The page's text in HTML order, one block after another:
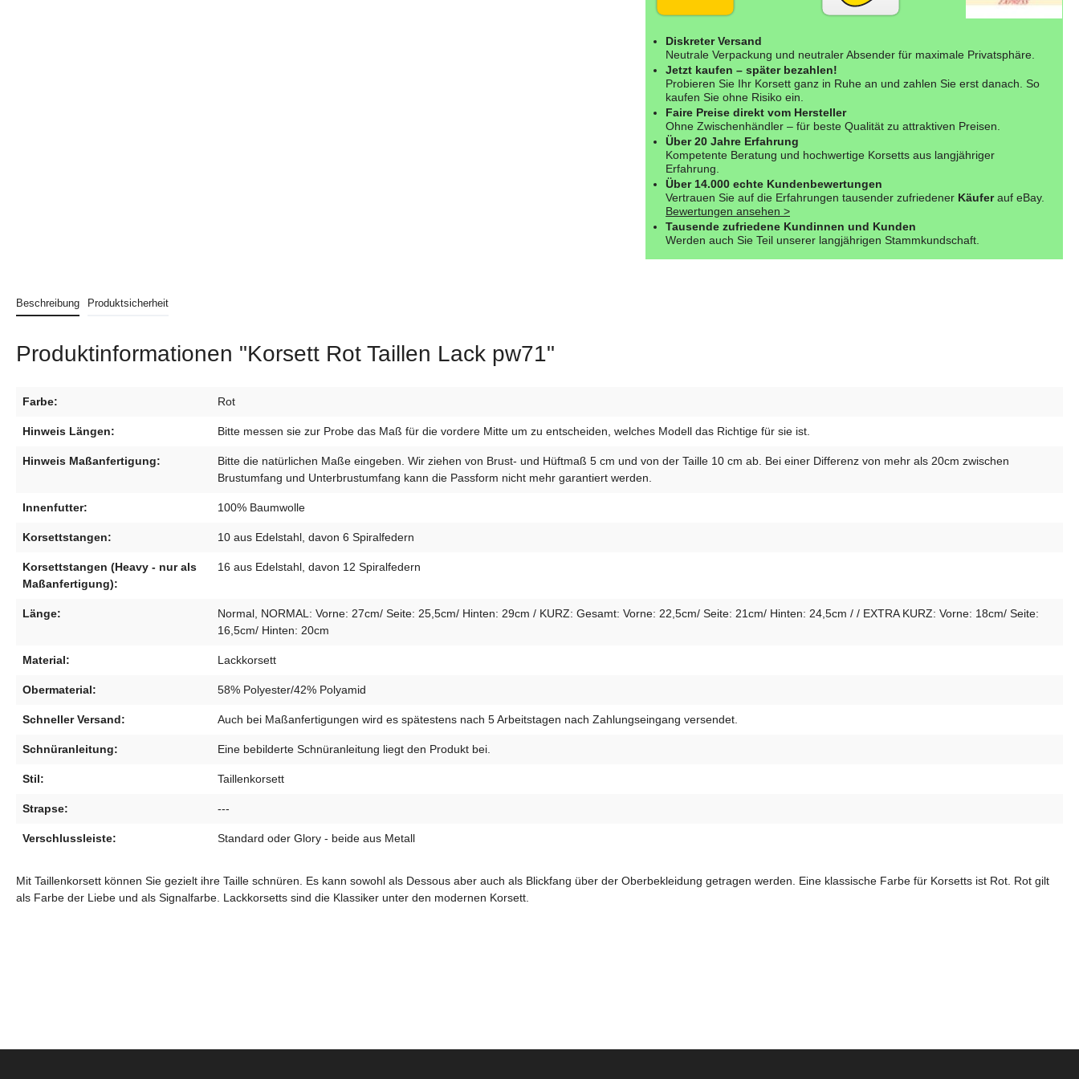
Diskreter Versand
Neutrale Verpackung und neutraler Absender für maximale Privatsphäre.
Jetzt kaufen – später bezahlen!
Probieren Sie Ihr Korsett ganz in Ruhe an und zahlen Sie erst danach. So
kaufen Sie ohne Risiko ein.
Faire Preise direkt vom Hersteller
Ohne Zwischenhändler – für beste Qualität zu attraktiven Preisen.
Über 20 Jahre Erfahrung
Kompetente Beratung und hochwertige Korsetts aus langjähriger
Erfahrung.
Über 14.000 echte Kundenbewertungen
Vertrauen Sie auf die Erfahrungen tausender zufriedener Käuferauf eBay.
Bewertungen ansehen >
Tausende zufriedene Kundinnen und Kunden
Werden auch Sie Teil unserer langjährigen Stammkundschaft.
Beschreibung Produktsicherheit
Produktinformationen "Korsett Rot Taillen Lack pw71"
Farbe: Rot
Hinweis Längen: Bitte messen sie zur Probe das Maß für die vordere Mitte um zu entscheiden, welches Modell das Richtige für sie ist.
Hinweis Maßanfertigung:
Bitte die natürlichen Maße eingeben. Wir ziehen von Brust- und Hüftmaß 5 cm und von der Taille 10 cm ab. Bei einer Differenz von mehr als 20cm zwischen
Brustumfang und Unterbrustumfang kann die Passform nicht mehr garantiert werden.
Innenfutter: 100% Baumwolle
Korsettstangen: 10 aus Edelstahl, davon 6 Spiralfedern
Korsettstangen (Heavy - nur als
Maßanfertigung):
16 aus Edelstahl, davon 12 Spiralfedern
Länge:
Normal, NORMAL: Vorne: 27cm/ Seite: 25,5cm/ Hinten: 29cm / KURZ: Gesamt: Vorne: 22,5cm/ Seite: 21cm/ Hinten: 24,5cm / / EXTRA KURZ: Vorne: 18cm/ Seite:
16,5cm/ Hinten: 20cm
Material: Lackkorsett
Obermaterial: 58% Polyester/42% Polyamid
Schneller Versand: Auch bei Maßanfertigungen wird es spätestens nach 5 Arbeitstagen nach Zahlungseingang versendet.
Schnüranleitung: Eine bebilderte Schnüranleitung liegt den Produkt bei.
Stil: Taillenkorsett
Strapse: ---
Verschlussleiste: Standard oder Glory - beide aus Metall
Mit Taillenkorsett können Sie gezielt ihre Taille schnüren. Es kann sowohl als Dessous aber auch als Blickfang über der Oberbekleidung getragen werden. Eine klassische Farbe für Korsetts ist Rot. Rot gilt
als Farbe der Liebe und als Signalfarbe. Lackkorsetts sind die Klassiker unter den modernen Korsett.